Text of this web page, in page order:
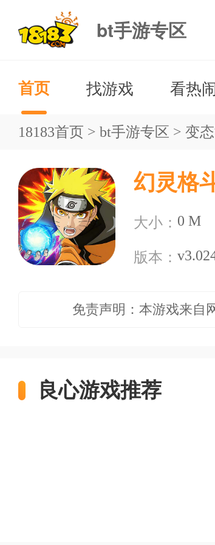
bt手游专区
首页 找游戏 看热
18183首页 > bt手游专区 > 变
幻灵格
大小： 0 M
版本：
免责声明：本游戏来自
良心游戏推荐